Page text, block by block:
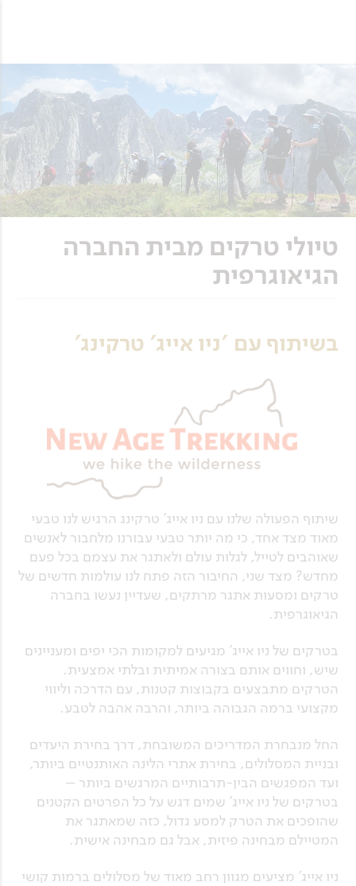
טיולי טרקים מבית החברה
הגיאוגרפית
בשיתוף עם 'ניו אייג' טרקינג'
שיתוף הפעולה שלנו עם ניו אייג' טרקינג הרגיש לנו טבעי
מאוד מצד אחד, כי מה יותר טבעי עבורנו מלחבור לאנשים
שאוהבים לטייל, לגלות עולם ולאתגר את עצמם בכל פעם
מחדש? מצד שני, החיבור הזה פתח לנו עולמות חדשים של
טרקים ומסעות אתגר מרתקים, שעדיין נעשו בחברה
הגיאוגרפית.
בטרקים של ניו אייג' מגיעים למקומות הכי יפים ומעניינים
שיש, וחווים אותם בצורה אמיתית ובלתי אמצעית.
הטרקים מתבצעים בקבוצות קטנות, עם הדרכה וליווי
מקצועי ברמה הגבוהה ביותר, והרבה אהבה לטבע.
החל מנבחרת המדריכים המשובחת, דרך בחירת היעדים
ובניית המסלולים, בחירת אתרי הלינה האותנטיים ביותר,
ועד המפגשים הבין-תרבותיים המרגשים ביותר –
בטרקים של ניו אייג' שמים דגש על כל הפרטים הקטנים
שהופכים את הטרק למסע גדול, כזה שמאתגר את
המטיילם מבחינה פיזית, אבל גם מבחינה אישית.
ניו אייג' מציעים מגוון רחב מאוד של מסלולים ברמות קושי